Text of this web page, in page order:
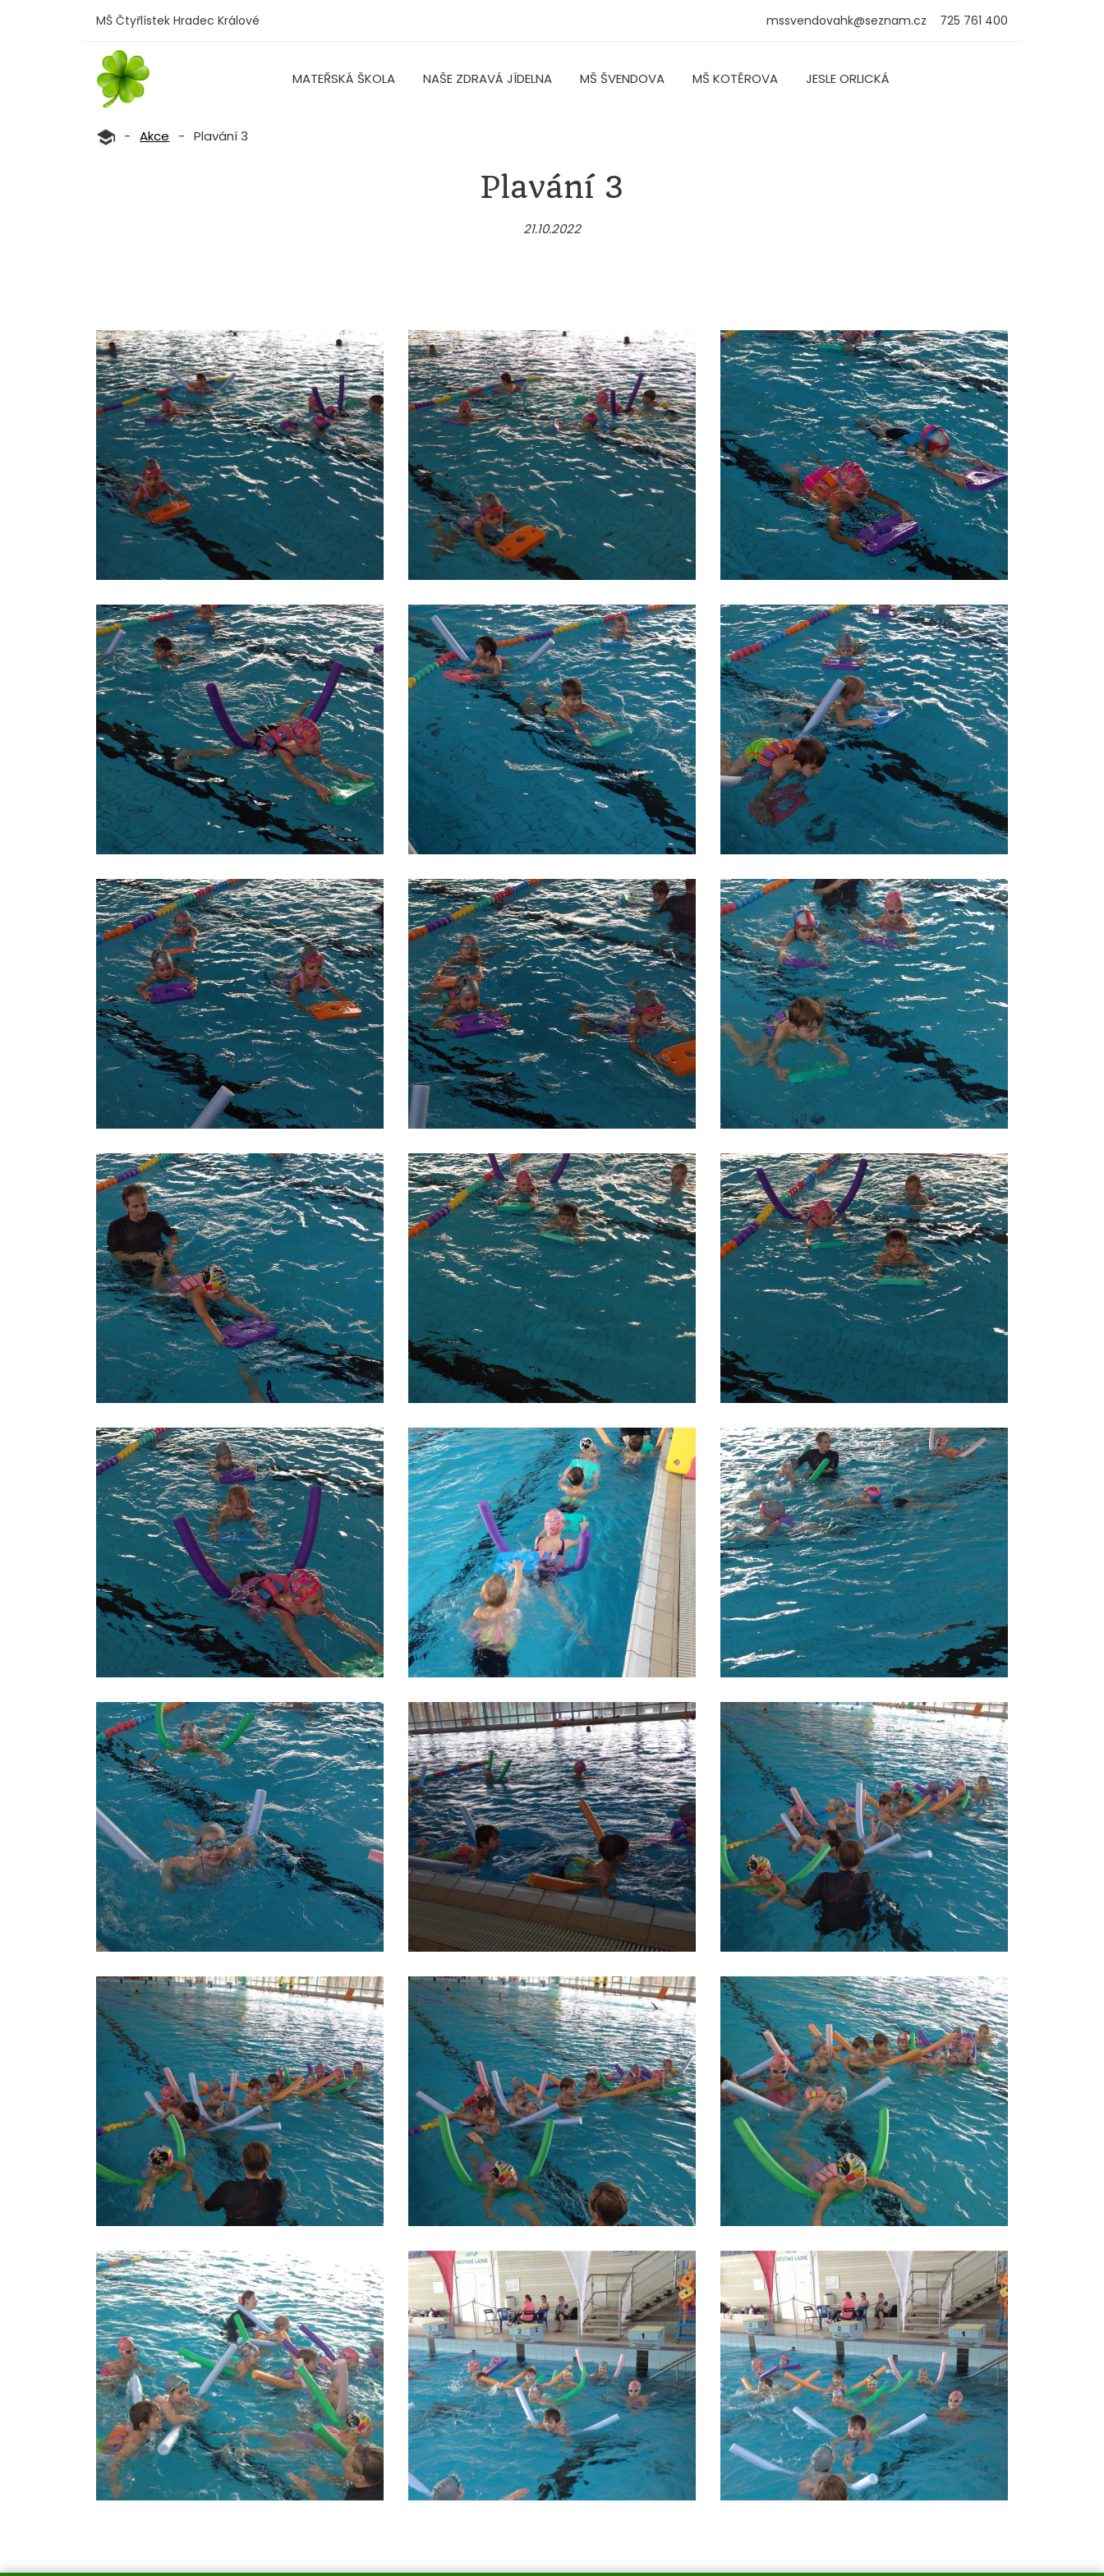
MŠ Čtyřlístek Hradec Králové mssvendovahk@seznam.cz 725 761 400
MATEŘSKÁ ŠKOLA NAŠE ZDRAVÁ JÍDELNA MŠ ŠVENDOVA MŠ KOTĚROVA JESLE ORLICKÁ
- Akce - Plavání 3
Plavání 3
21.10.2022